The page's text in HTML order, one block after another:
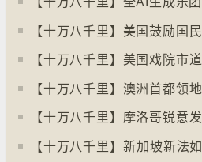
【十万八千里】美国鼓励国
【十万八千里】摩洛哥锐意